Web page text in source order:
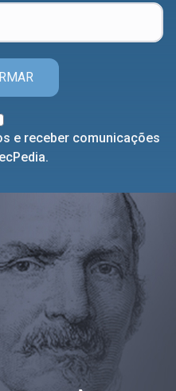
e receber comunicações